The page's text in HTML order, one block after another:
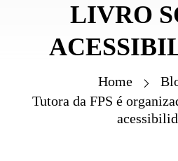
LIVRO
Home
Tutora da FPS é